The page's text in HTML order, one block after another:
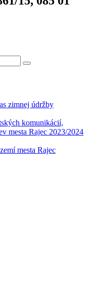
zimnej údržby
komunikácií,
mesta Rajec 2023/2024
mesta Rajec